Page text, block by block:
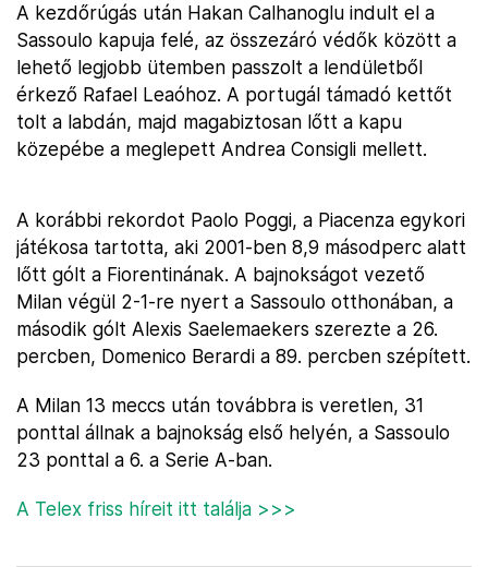
A kezdőrúgás után Hakan Calhanoglu indult el a
Sassoulo kapuja felé, az összezáró védők között a
lehető legjobb ütemben passzolt a lendületből
érkező Rafael Leaóhoz. A portugál támadó kettőt
tolt a labdán, majd magabiztosan lőtt a kapu
közepébe a meglepett Andrea Consigli mellett.
A korábbi rekordot Paolo Poggi, a Piacenza egykori
játékosa tartotta, aki 2001-ben 8,9 másodperc alatt
lőtt gólt a Fiorentinának. A bajnokságot vezető
Milan végül 2-1-re nyert a Sassoulo otthonában, a
második gólt Alexis Saelemaekers szerezte a 26.
percben, Domenico Berardi a 89. percben szépített.
A Milan 13 meccs után továbbra is veretlen, 31
ponttal állnak a bajnokság első helyén, a Sassoulo
23 ponttal a 6. a Serie A-ban.
A Telex friss híreit itt találja >>>